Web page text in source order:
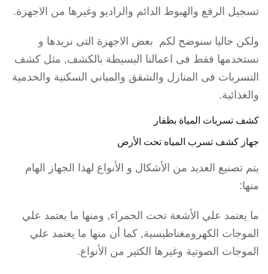
تسجيل الرفع والهبوط الدائم والراديو وغيرها من الاجهزة.
ولكن حاليا سنوضح لكم بعض الاجهزة التى نريدها و
نستخدمها فقط فى اعمالنا البسيطة بالكشف, مثل كشف
التسربات فى المنازل والشقق والمباني السكنية والخدمية
والغذائية.
كشف تسربات المياة بظفار
جهاز كشف تسرب المياه تحت الأرض
يتم تصنيع العديد من الأشكال و الأنواع لهذا الجهاز الهام
منها:
ما يعتمد علي الأشعة تحت الحمراء, ومنها ما يعتمد علي
الموجات الكهرومغناطيسية, كما أن منها ما يعتمد علي
الموجات الصوتية وغيرها الكثير من الأنواع.